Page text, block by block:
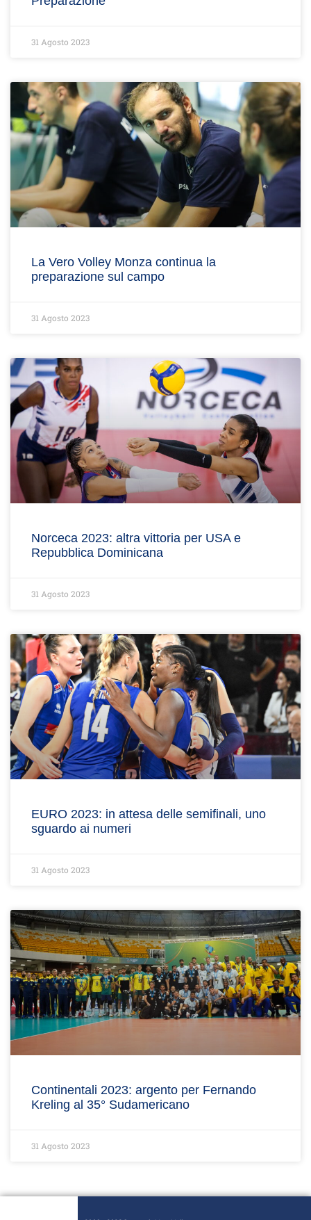
31 Agosto 2023
La Vero Volley Monza continua la
preparazione sul campo
31 Agosto 2023
Norceca 2023: altra vittoria per USA e
Repubblica Dominicana
31 Agosto 2023
EURO 2023: in attesa delle semifinali, uno
sguardo ai numeri
31 Agosto 2023
Continentali 2023: argento per Fernando
Kreling al 35° Sudamericano
31 Agosto 2023